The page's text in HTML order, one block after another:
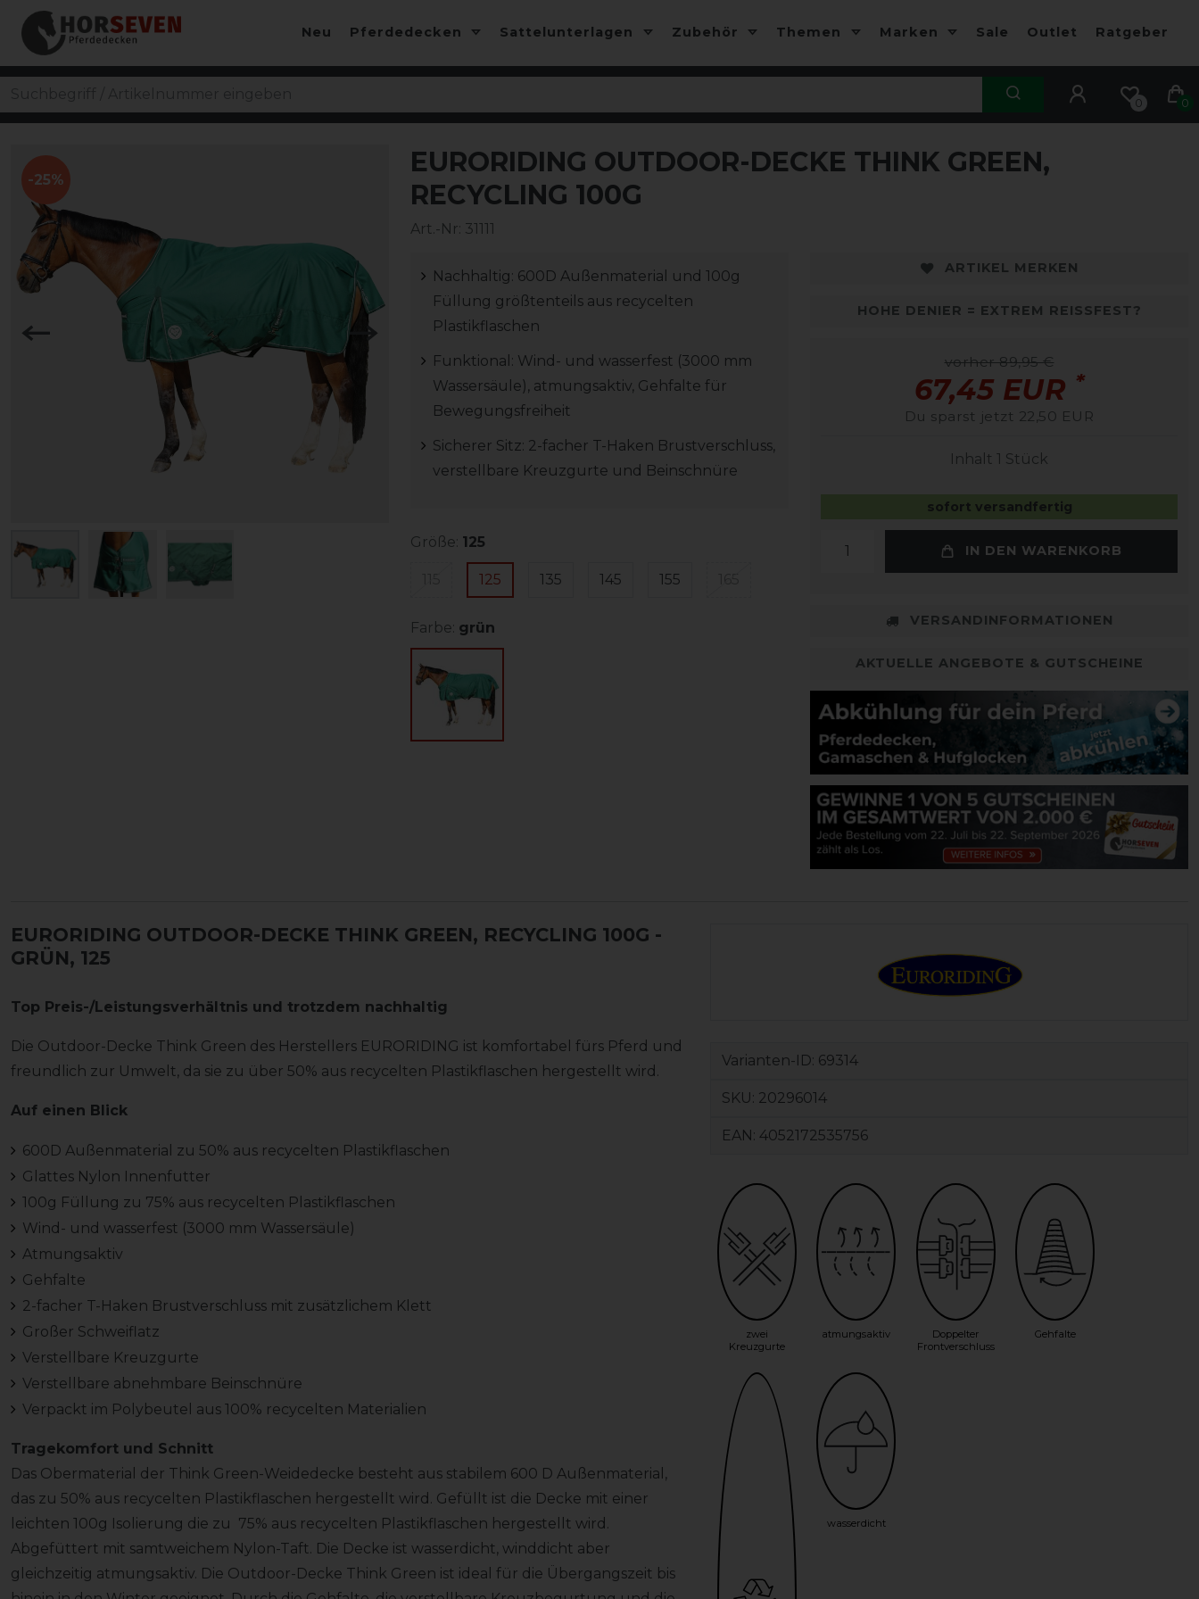
Neu Pferdedecken Sattelunterlagen Zubehör Themen Marken Sale Outlet Ratgeber
0 0
-25%
EURORIDING OUTDOOR-DECKE THINK GREEN,
RECYCLING 100G
Art.-Nr: 31111
Nachhaltig: 600D Außenmaterial und 100g
Füllung größtenteils aus recycelten
Plastikflaschen
Funktional: Wind- und wasserfest (3000 mm
Wassersäule), atmungsaktiv, Gehfalte für
Bewegungsfreiheit
Sicherer Sitz: 2-facher T-Haken Brustverschluss,
verstellbare Kreuzgurte und Beinschnüre
Größe: 125
125 135 145 155
Farbe: grün
ARTIKEL MERKEN
HOHE DENIER = EXTREM REISSFEST?
vorher 89,95 €
67,45 EUR *
Du sparst jetzt 22,50 EUR
Inhalt 1 Stück
sofort versandfertig
IN DEN WARENKORB
VERSANDINFORMATIONEN
AKTUELLE ANGEBOTE & GUTSCHEINE
EURORIDING OUTDOOR-DECKE THINK GREEN, RECYCLING 100G -
GRÜN, 125
Top Preis-/Leistungsverhältnis und trotzdem nachhaltig
Die Outdoor-Decke Think Green des Herstellers EURORIDING ist komfortabel fürs Pferd und
freundlich zur Umwelt, da sie zu über 50% aus recycelten Plastikflaschen hergestellt wird.
Auf einen Blick
600D Außenmaterial zu 50% aus recycelten Plastikflaschen
Glattes Nylon Innenfutter
100g Füllung zu 75% aus recycelten Plastikflaschen
Wind- und wasserfest (3000 mm Wassersäule)
Atmungsaktiv
Gehfalte
2-facher T-Haken Brustverschluss mit zusätzlichem Klett
Großer Schweiflatz
Verstellbare Kreuzgurte
Verstellbare abnehmbare Beinschnüre
Verpackt im Polybeutel aus 100% recycelten Materialien
Tragekomfort und Schnitt
Das Obermaterial der Think Green-Weidedecke besteht aus stabilem 600 D Außenmaterial,
das zu 50% aus recycelten Plastikflaschen hergestellt wird. Gefüllt ist die Decke mit einer
leichten 100g Isolierung die zu 75% aus recycelten Plastikflaschen hergestellt wird.
Abgefüttert mit samtweichem Nylon-Taft. Die Decke ist wasserdicht, winddicht aber
gleichzeitig atmungsaktiv. Die Outdoor-Decke Think Green ist ideal für die Übergangszeit bis
Varianten-ID: 69314
SKU: 20296014
EAN: 4052172535756
zwei
Kreuzgurte
atmungsaktiv
Doppelter
Frontverschluss
Gehfalte
wasserdicht